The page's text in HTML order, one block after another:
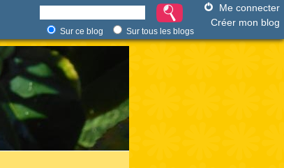
Me connecter
Créer mon blog
Sur ce blog Sur tous les blogs